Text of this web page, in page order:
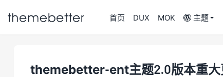
 首页 DUX MOK  主题
themebetter-ent主题2.0版本重大